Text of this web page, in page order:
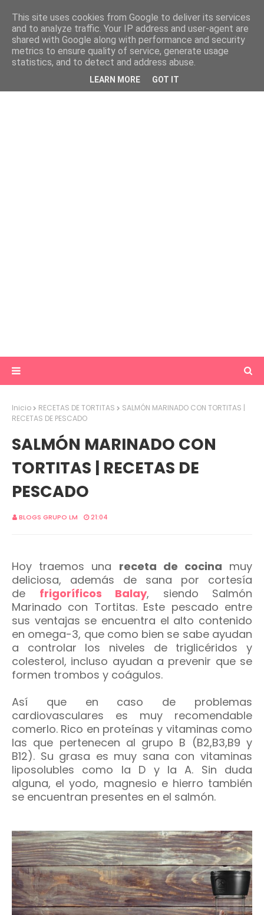
Inicio RECETAS DE TORTITAS
SALMÓN MARINADO CON TORTITAS |
RECETAS DE PESCADO
SALMÓN MARINADO CON
TORTITAS | RECETAS DE
PESCADO
BLOGS GRUPO LM 21:04
Hoy traemos una receta de cocina muy
deliciosa, además de sana por cortesía
de frigoríficos Balay, siendo Salmón
Marinado con Tortitas. Este pescado entre
sus ventajas se encuentra el alto contenido
en omega-3, que como bien se sabe ayudan
a controlar los niveles de triglicéridos y
colesterol, incluso ayudan a prevenir que se
formen trombos y coágulos.
Así que en caso de problemas
cardiovasculares es muy recomendable
comerlo. Rico en proteínas y vitaminas como
las que pertenecen al grupo B (B2,B3,B9 y
B12). Su grasa es muy sana con vitaminas
liposolubles como la D y la A. Sin duda
alguna, el yodo, magnesio e hierro también
se encuentran presentes en el salmón.
This site uses cookies from Google to deliver its services
and to analyze traffic. Your IP address and user-agent are
shared with Google along with performance and security
metrics to ensure quality of service, generate usage
statistics, and to detect and address abuse.
LEARN MORE GOT IT